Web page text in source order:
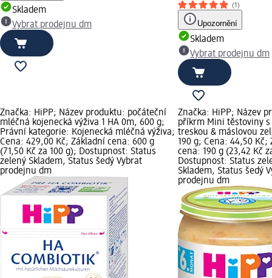
Skladem
Vybrat prodejnu dm
(1)
Upozornění
Skladem
Vybrat prodejnu dm
Značka: HiPP; Název produktu: počáteční
mléčná kojenecká výživa 1 HA 0m, 600 g;
Právní kategorie: Kojenecká mléčná výživa;
Cena: 429,00 Kč; Základní cena: 600 g
(71,50 Kč za 100 g); Dostupnost: Status
zelený Skladem, Status šedý Vybrat
prodejnu dm
Značka: HiPP; Název
příkrm Mini těstoviny s
treskou & máslovou
190 g; Cena: 44,50 Kč;
cena: 190 g (23,42 Kč
Dostupnost: Status
Skladem, Status šedý
prodejnu dm